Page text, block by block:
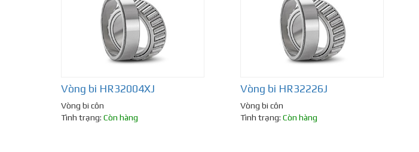
Vòng bi HR32004XJ
Vòng bi côn
Tình trạng: Còn hàng
Vòng bi HR32226J
Vòng bi côn
Tình trạng: Còn hàng